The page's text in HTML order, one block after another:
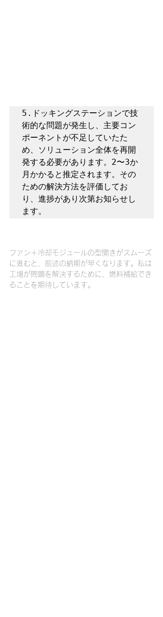
5.ドッキングステーションで技
術的な問題が発生し、主要コン
ポーネントが不足していたた
め、ソリューション全体を再開
発する必要があります。2〜3か
月かかると推定されます。その
ための解決方法を評価してお
り、進捗があり次第お知らせし
ます。
ファン＋冷却モジュールの型開きがスムーズ
に進むと、前述の納期が早くなります。私は
工場が問題を解決するために、燃料補給でき
ることを期待しています。